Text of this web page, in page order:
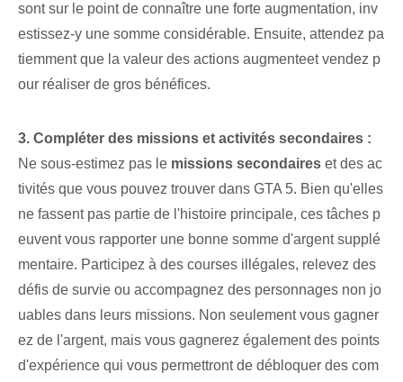
sont sur le point de connaître une forte augmentation, inv
estissez-y une somme considérable. ⁢Ensuite, attendez pa
tiemment que la valeur des actions augmente⁣et vendez p
our réaliser de gros bénéfices.
3. Compléter des missions et activités secondaires :
Ne sous-estimez pas le missions secondaires et des ac
tivités que vous pouvez trouver dans GTA 5. Bien qu'elles
ne fassent pas partie de l'histoire principale, ces tâches⁤ p
euvent vous rapporter une bonne somme d'argent supplé
mentaire. Participez à des courses illégales, relevez des
défis de survie ou accompagnez des personnages non jo
uables dans leurs missions. Non seulement vous gagner
ez de l'argent, mais vous gagnerez également des points
d'expérience qui vous permettront de débloquer des com